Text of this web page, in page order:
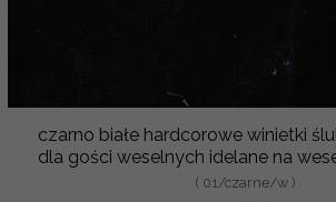
czarno białe hardcorowe winietki ślubne wizytówki
dla gości weselnych idelane na
( 01/czarne/w )